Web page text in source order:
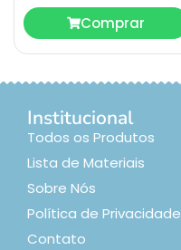
Comprar
Institucional
Todos os Produtos
Lista de Materiais
Sobre Nós
Política de Privacidade
Contato